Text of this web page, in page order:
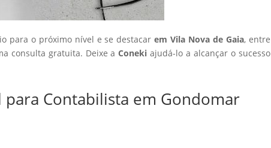
para o próximo nível e se destacarem Vila Nova de Gaia, entre
consulta gratuita. Deixe aConeki ajudá-lo a alcançar o sucesso
Contabilista em Gondomar